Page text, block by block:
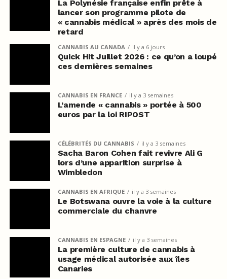
La Polynésie française enfin prête à
lancer son programme pilote de
« cannabis médical » après des mois de
retard
CANNABIS AU CANADA il y a 6 jours
Quick Hit Juillet 2026 : ce qu’on a loupé
ces dernières semaines
CANNABIS EN FRANCE il y a 3 semaines
L’amende « cannabis » portée à 500
euros par la loi RIPOST
CÉLÉBRITÉS DU CANNABIS il y a 3 semaines
Sacha Baron Cohen fait revivre Ali G
lors d’une apparition surprise à
Wimbledon
CANNABIS EN AFRIQUE il y a 3 semaines
Le Botswana ouvre la voie à la culture
commerciale du chanvre
CANNABIS EN ESPAGNE il y a 3 semaines
La première culture de cannabis à
usage médical autorisée aux îles
Canaries